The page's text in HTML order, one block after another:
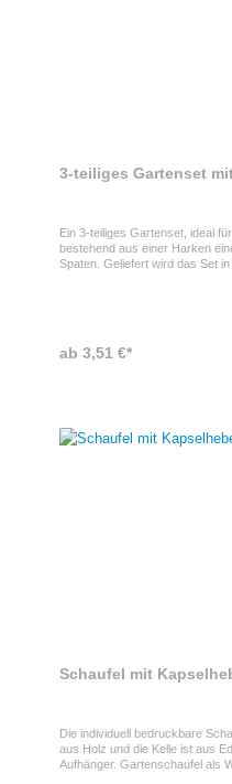
3-teiliges Gartenset
Ein 3-teiliges Gartenset, ideal
bestehend aus einer Harken
Spaten. Geliefert wird das Set
ab 3,51 €*
Schaufel mit
Die individuell bedruckbare
aus Holz und die Kelle ist aus
Aufhänger. Gartenschaufel als